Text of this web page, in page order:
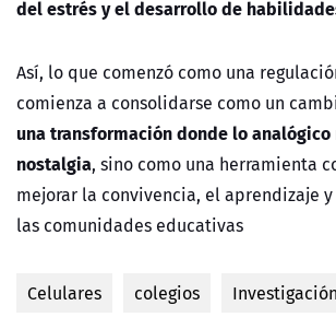
del estrés y el desarrollo de
Así, lo que comenzó como una
comienza a consolidarse como un
una transformación donde lo
nostalgia, sino como una herramienta
mejorar la convivencia, el aprendizaje
las comunidades educativas
Celulares colegios Investigación